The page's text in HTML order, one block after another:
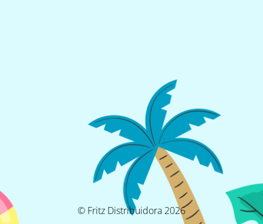
© Fritz Distribuidora 2026